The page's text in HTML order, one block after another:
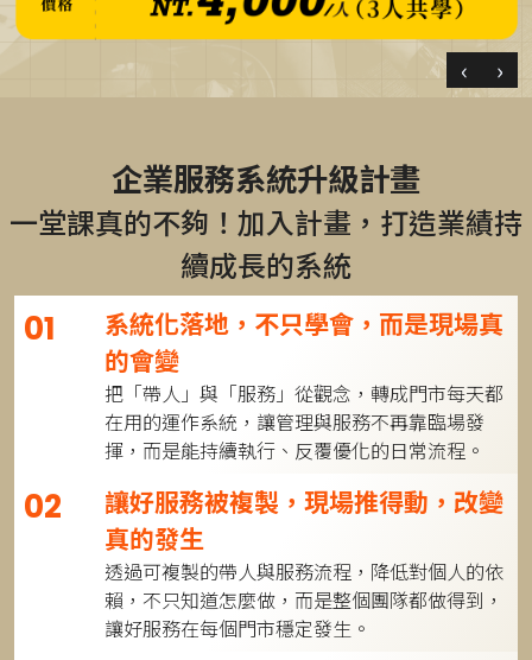
‹ ›
企業服務系統升級計畫
一堂課真的不夠！加入計畫，打造業績持
續成長的系統
01
系統化落地，不只學會，而是現場真
的會變
把「帶人」與「服務」從觀念，轉成門市每天都
在用的運作系統，讓管理與服務不再靠臨場發
揮，而是能持續執行、反覆優化的日常流程。
02
讓好服務被複製，現場推得動，改變
真的發生
透過可複製的帶人與服務流程，降低對個人的依
賴，不只知道怎麼做，而是整個團隊都做得到，
讓好服務在每個門市穩定發生。